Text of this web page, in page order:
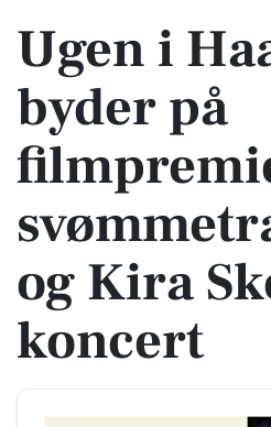
Ugen i
byder på
og Kira
koncert